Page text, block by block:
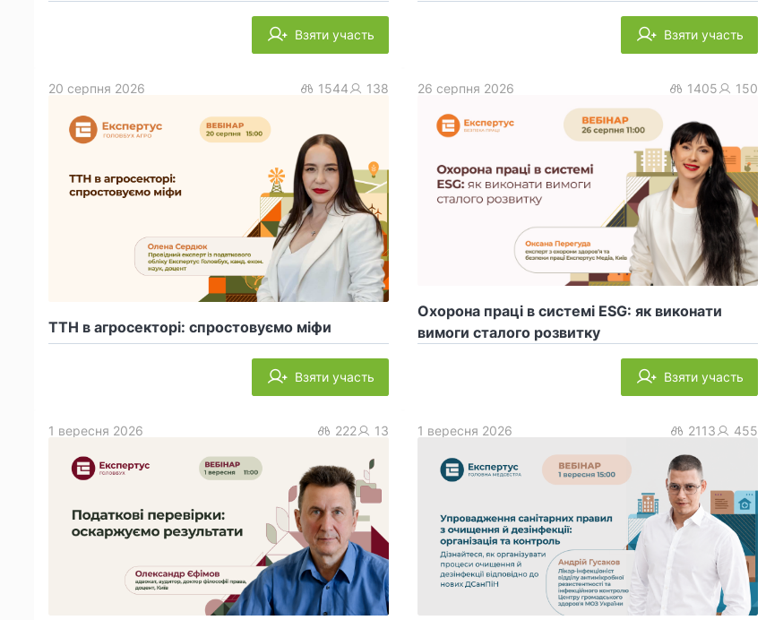
Взяти участь Взяти участь
ТТН в агросекторі: спростовуємо міфи
20 серпня 2026 1544 138
Взяти участь
Охорона праці в системі ESG: як виконати
вимоги сталого розвитку
26 серпня 2026 1405 150
Взяти участь
1 вересня 2026 222 13 1 вересня 2026 2113 455